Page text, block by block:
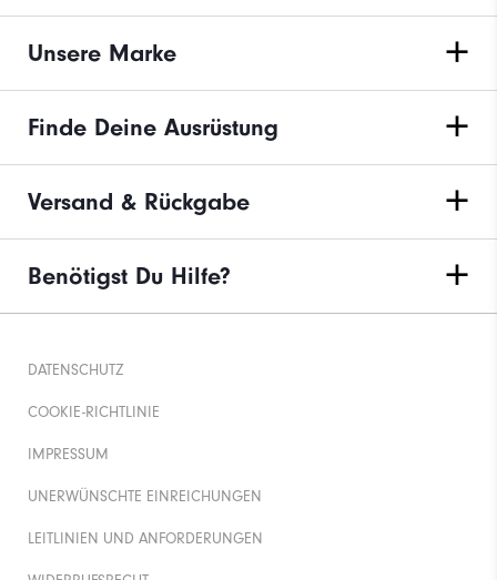
Unsere Marke
Finde Deine Ausrüstung
Versand & Rückgabe
Benötigst Du Hilfe?
DATENSCHUTZ
COOKIE-RICHTLINIE
IMPRESSUM
UNERWÜNSCHTE EINREICHUNGEN
LEITLINIEN UND ANFORDERUNGEN